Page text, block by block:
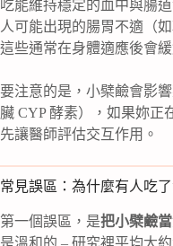
吃能維持穩定的血中與腸
人可能出現的腸胃不適（
這些通常在身體適應後會緩
要注意的是，小檗鹼會影
臟 CYP 酵素），如果妳正
先讓醫師評估交互作用。
常見誤區：為什麼有人吃
第一個誤區，是把小檗鹼
是溫和的 – 研究裡平均大